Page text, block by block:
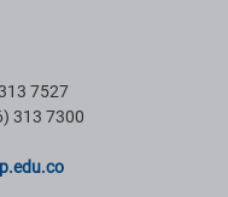
7527
313 7300